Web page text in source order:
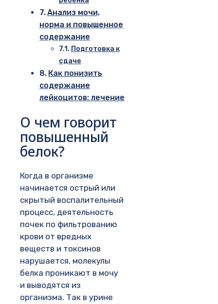
Анализ мочи,
норма и повышенное
содержание
Подготовка к
сдаче
Как понизить
содержание
лейкоцитов: лечение
О чем говорит
повышенный
белок?
Когда в организме
начинается острый или
скрытый воспалительный
процесс, деятельность
почек по фильтрованию
крови от вредных
веществ и токсинов
нарушается, молекулы
белка проникают в мочу
и выводятся из
организма. Так в урине